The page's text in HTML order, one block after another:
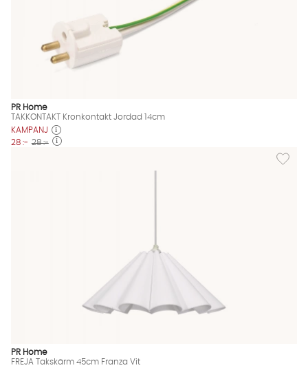
PR Home
TAKKONTAKT Kronkontakt Jordad 14cm
KAMPANJ
28 :- 28 :-
Lägg
PR Home
FREJA Takskärm 45cm Franza Vit